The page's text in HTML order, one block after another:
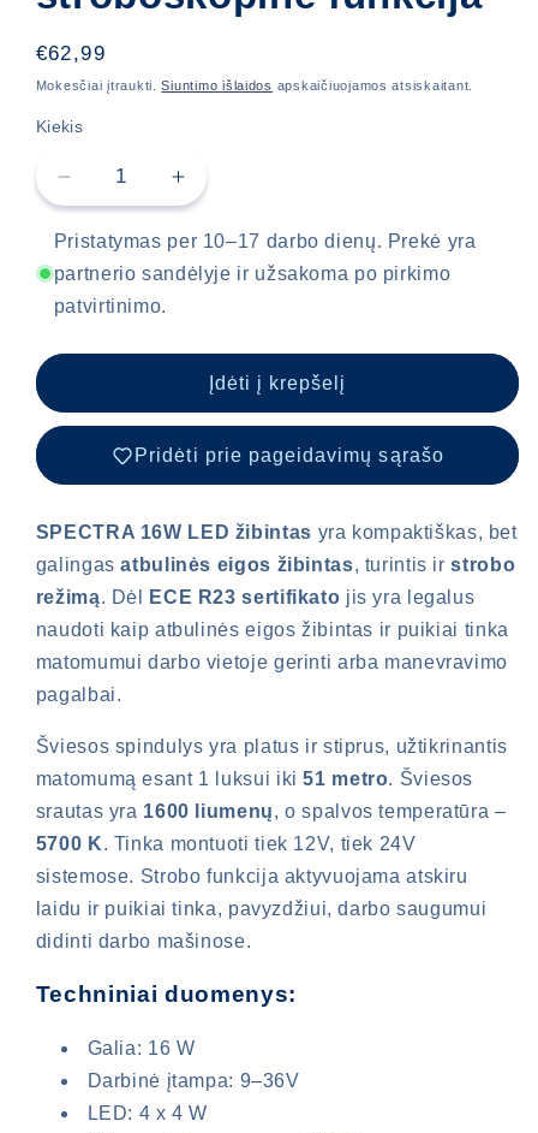
Įprasta
kaina
€62,99
Mokesčiai įtraukti.Siuntimo išlaidos apskaičiuojamos atsiskaitant.
Kiekis
Sumažinti
SPECTRA
16W
LED
dūmų
funkcija
Padidinti
SPECTRA
16W
LED
stroboskopine
funkcija
kiekį
Pristatymas per 10–17 darbo dienų. Prekė yra
partnerio sandėlyje ir užsakoma po pirkimo
patvirtinimo.
Įdėti į krepšelį
Pridėti prie pageidavimų sąrašo
SPECTRA 16W LED žibintas yra kompaktiškas, bet
galingasatbulinės eigos žibintas, turintis irstrobo
režimą. Dėl ECE R23 sertifikato jis yra legalus
naudoti kaip atbulinės eigos žibintas ir puikiai tinka
matomumui darbo vietoje gerinti arba manevravimo
pagalbai.
Šviesos spindulys yra platus ir stiprus, užtikrinantis
matomumą esant 1 luksui iki51 metro. Šviesos
srautas yra 1600 liumenų, o spalvos temperatūra –
5700 K. Tinka montuoti tiek 12V, tiek 24V
sistemose. Strobo funkcija aktyvuojama atskiru
laidu ir puikiai tinka, pavyzdžiui, darbo saugumui
didinti darbo mašinose.
Techniniai duomenys:
Galia: 16 W
Darbinė įtampa: 9–36V
LED: 4 x 4 W